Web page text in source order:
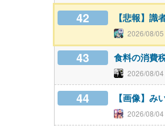
42 【悲報】識
2026/08/
43 食料の消費
2026/08/04
44 【画像】
2026/08/